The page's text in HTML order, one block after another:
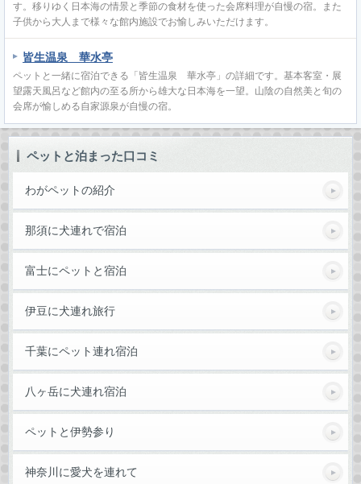
す。移りゆく日本海の情景と季節の食材を使った会席料理が自慢の宿。また
子供から大人まで様々な館内施設でお愉しみいただけます。
皆生温泉 華水亭
ペットと一緒に宿泊できる「皆生温泉 華水亭」の詳細です。基本客室・展
望露天風呂など館内の至る所から雄大な日本海を一望。山陰の自然美と旬の
会席が愉しめる自家源泉が自慢の宿。
ペットと泊まった口コミ
わがペットの紹介
那須に犬連れで宿泊
富士にペットと宿泊
伊豆に犬連れ旅行
千葉にペット連れ宿泊
八ヶ岳に犬連れ宿泊
ペットと伊勢参り
神奈川に愛犬を連れて